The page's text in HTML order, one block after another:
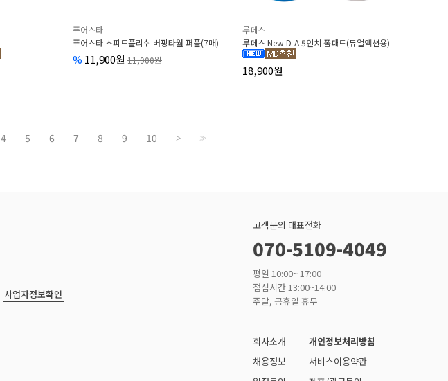
퓨어스타
퓨어스타 스피드폴리쉬 버핑타월 퍼플(7매)
% 11,900원 11,900원
루페스
루페스 New D-A 5인치 폼패드(듀얼액션용)
18,900원
4 5 6 7 8 9 10 > >>
사업자정보확인
고객문의 대표전화
070-5109-4049
평일 10:00~ 17:00
점심시간 13:00~14:00
주말, 공휴일 휴무
회사소개
채용정보
개인정보처리방침
서비스이용약관